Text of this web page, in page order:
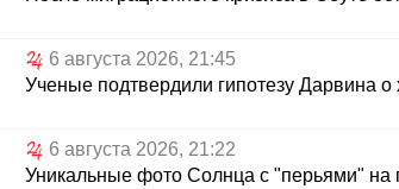
6 августа 2026, 21:45
Ученые подтвердили гипотезу Дарвина
6 августа 2026, 21:22
Уникальные фото Солнца с "перьями"